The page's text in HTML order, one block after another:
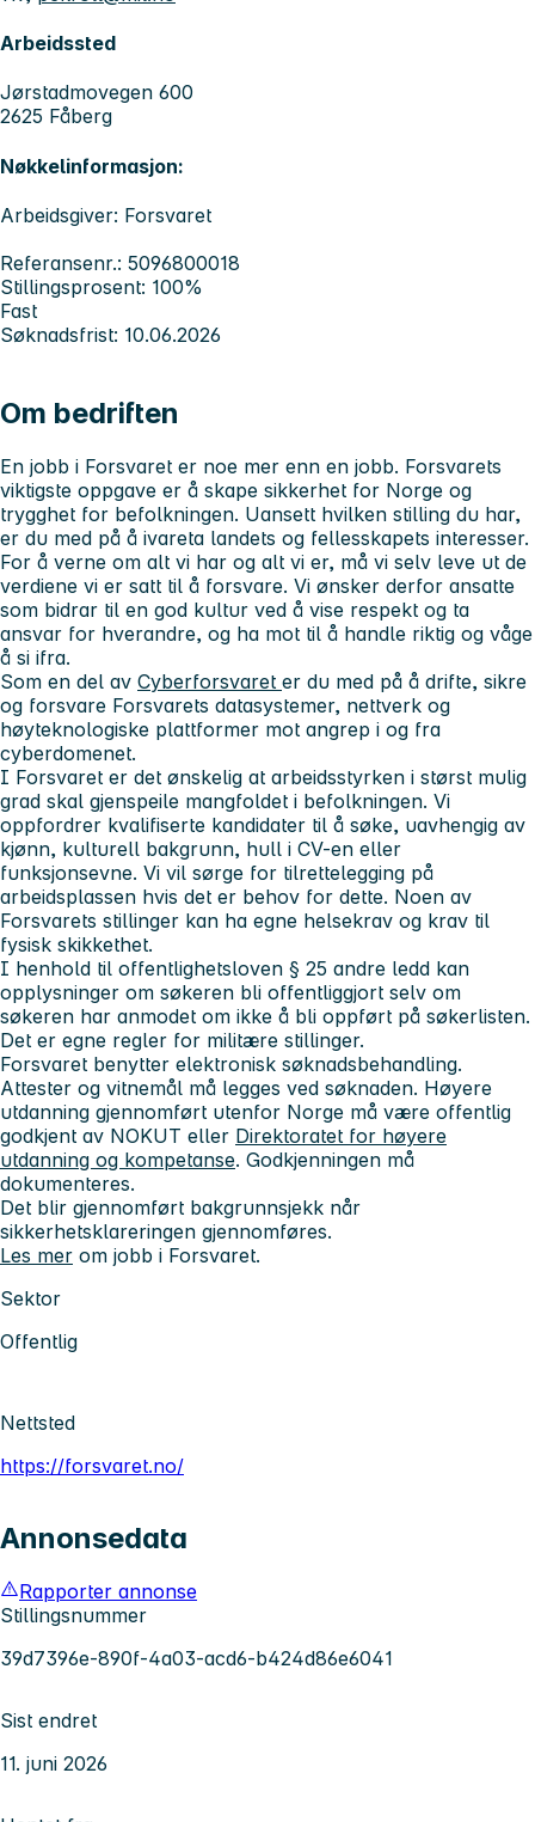
Arbeidssted
Jørstadmovegen 600
2625 Fåberg
Nøkkelinformasjon:
Arbeidsgiver: Forsvaret
Referansenr.: 5096800018
Stillingsprosent: 100%
Fast
Søknadsfrist: 10.06.2026
Om bedriften
En jobb i Forsvaret er noe mer enn en jobb. Forsvarets
viktigste oppgave er å skape sikkerhet for Norge og
trygghet for befolkningen. Uansett hvilken stilling du har,
er du med på å ivareta landets og fellesskapets interesser.
For å verne om alt vi har og alt vi er, må vi selv leve ut de
verdiene vi er satt til å forsvare. Vi ønsker derfor ansatte
som bidrar til en god kultur ved å vise respekt og ta
ansvar for hverandre, og ha mot til å handle riktig og våge
å si ifra.
Som en del av Cyberforsvaret er du med på å drifte, sikre
og forsvare Forsvarets datasystemer, nettverk og
høyteknologiske plattformer mot angrep i og fra
cyberdomenet.
I Forsvaret er det ønskelig at arbeidsstyrken i størst mulig
grad skal gjenspeile mangfoldet i befolkningen. Vi
oppfordrer kvalifiserte kandidater til å søke, uavhengig av
kjønn, kulturell bakgrunn, hull i CV-en eller
funksjonsevne. Vi vil sørge for tilrettelegging på
arbeidsplassen hvis det er behov for dette. Noen av
Forsvarets stillinger kan ha egne helsekrav og krav til
fysisk skikkethet.
I henhold til offentlighetsloven § 25 andre ledd kan
opplysninger om søkeren bli offentliggjort selv om
søkeren har anmodet om ikke å bli oppført på søkerlisten.
Det er egne regler for militære stillinger.
Forsvaret benytter elektronisk søknadsbehandling.
Attester og vitnemål må legges ved søknaden. Høyere
utdanning gjennomført utenfor Norge må være offentlig
godkjent av NOKUT eller Direktoratet for høyere
utdanning og kompetanse. Godkjenningen må
dokumenteres.
Det blir gjennomført bakgrunnsjekk når
sikkerhetsklareringen gjennomføres.
Les mer om jobb i Forsvaret.
Sektor
Offentlig
Nettsted
https://forsvaret.no/
Annonsedata
Rapporter annonse
Stillingsnummer
39d7396e-890f-4a03-acd6-b424d86e6041
Sist endret
11. juni 2026